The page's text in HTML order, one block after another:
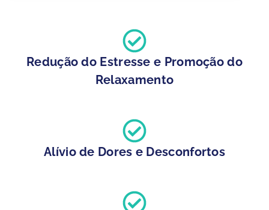
Redução do Estresse e Promoção do
Relaxamento
Alívio de Dores e Desconfortos